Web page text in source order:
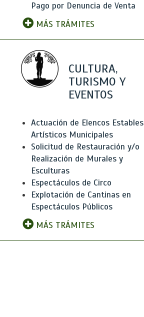
Pago por Denuncia de Venta
MÁS TRÁMITES
CULTURA,
TURISMO Y
EVENTOS
Actuación de Elencos Estables
Artísticos Municipales
Solicitud de Restauración y/o
Realización de Murales y
Esculturas
Espectáculos de Circo
Explotación de Cantinas en
Espectáculos Públicos
MÁS TRÁMITES